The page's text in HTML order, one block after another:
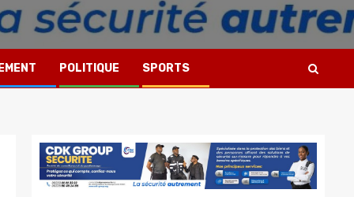
POLITIQUE SPORTS